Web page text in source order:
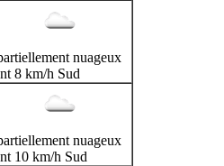
nuageux
8 km/h Sud
nuageux
10 km/h Sud